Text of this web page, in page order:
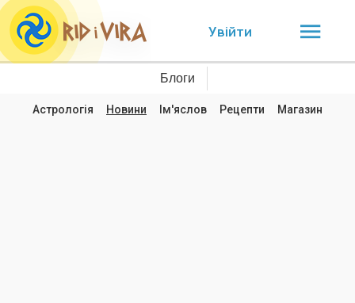
Увійти
Блоги
Астрологія Новини Ім'яслов Рецепти Магазин